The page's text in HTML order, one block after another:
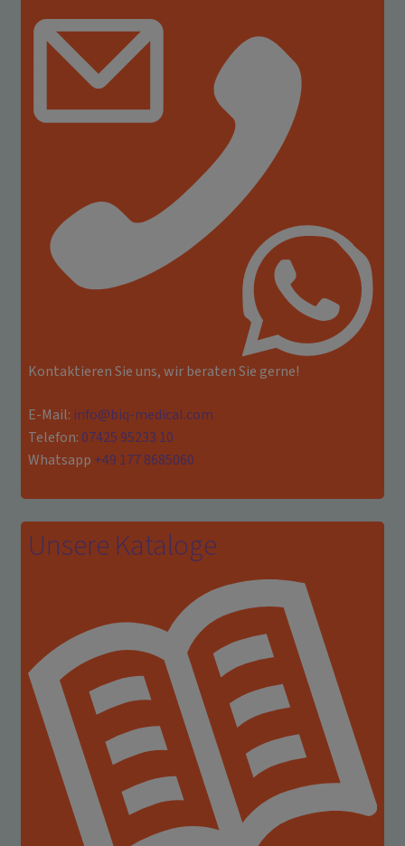
Kontaktieren Sie uns, wir beraten Sie gerne!
E-Mail: info@biq-medical.com
Telefon: 07425 95233 10
Whatsapp +49 177 8685060
Unsere Kataloge